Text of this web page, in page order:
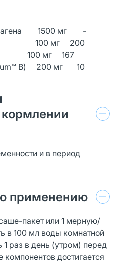
1500 мг -
100 мг 200
мг 167
B) 200 мг 10
и в период
применению
пакет или 1 мерную/
в 100 мл воды комнатной
раз в день (утром) перед
достигается